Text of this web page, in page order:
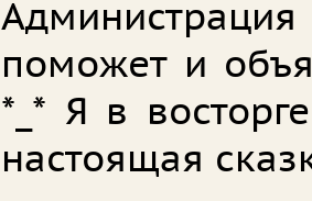
поможет и
*_* Я в
настоящая